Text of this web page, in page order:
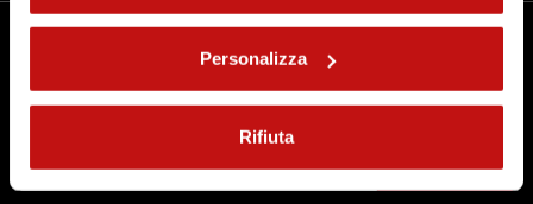
Personalizza
Rifiuta
Iscriviti alla nostra newsletter
Iscriviti